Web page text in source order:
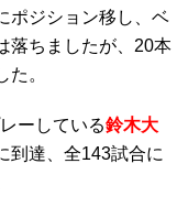
ポジション移し、ベ
落ちましたが、20本
。
ーしている鈴木大
到達、全143試合に